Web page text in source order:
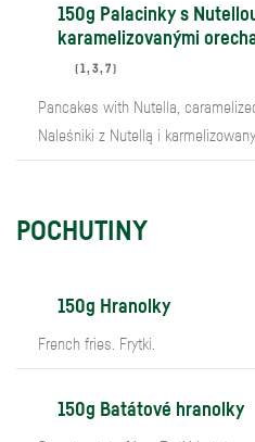
150g Palacinky s
karamelizovanými
(1,3,7)
Pancakes with Nutella,
Naleśniki z Nutellą i
POCHUTINY
150g Hranolky
French fries. Frytki.
150g Batátové hranolky